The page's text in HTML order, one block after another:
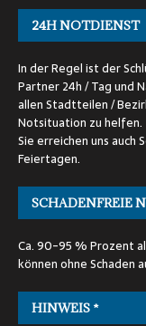
24H NOTDIENST
In der Regel ist der
Partner 24h / Tag und
allen Stadtteilen /
Notsituation zu helfen.
Sie erreichen uns auch
Feiertagen.
SCHADENFREIE
Ca. 90-95 % Prozent
können ohne Schaden
HINWEIS *